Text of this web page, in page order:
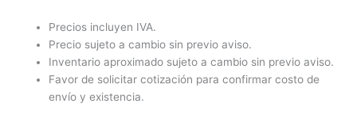
Precios incluyen IVA.
Precio sujeto a cambio sin previo aviso.
Inventario aproximado sujeto a cambio sin previo aviso.
Favor de solicitar cotización para confirmar costo de
envío y existencia.